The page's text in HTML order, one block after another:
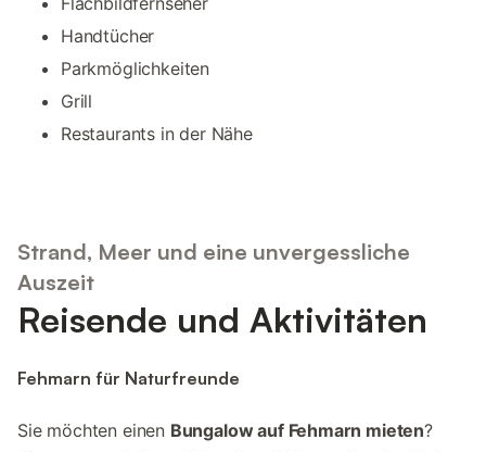
Handtücher
Parkmöglichkeiten
Grill
Restaurants in der Nähe
Strand, Meer und eine unvergessliche
Auszeit
Reisende und Aktivitäten
Fehmarn für Naturfreunde
Sie möchten einen Bungalow auf Fehmarn mieten?